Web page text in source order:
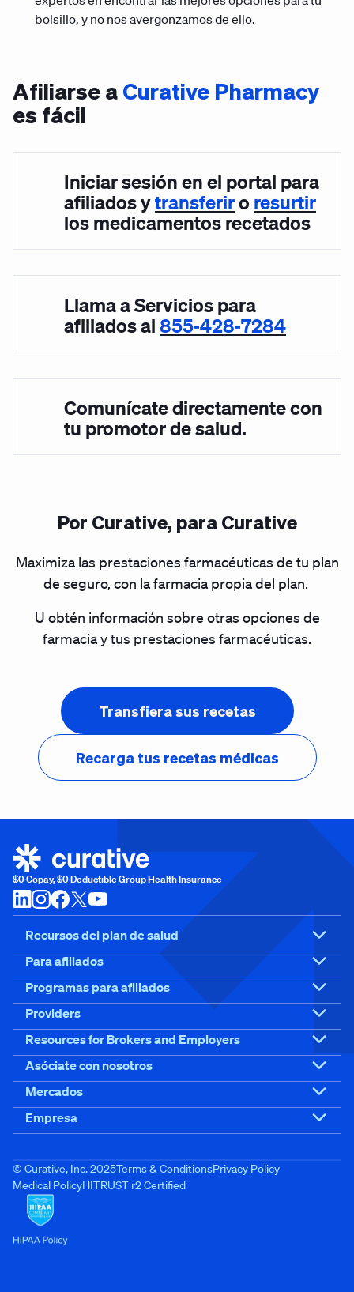
bolsillo, y no nos avergonzamos de ello.
Afiliarse aCurative Pharmacy
es fácil
Iniciar sesión en el portal para
afiliados ytransferiro resurtir
los medicamentos recetados
Llama a Servicios para
afiliados al 855‑428‑7284
Comunícate directamente con
tu promotor de salud.
Por Curative, para Curative
Maximiza las prestaciones farmacéuticas de tu plan
de seguro, con la farmacia propia del plan.
U obtén información sobre otras opciones de
farmacia y tus prestaciones farmacéuticas.
Transfiera sus recetas
Recarga tus recetas médicas
$0 Copay, $0 Deductible Group Health Insurance
Recursos del plan de salud
Para afiliados
Programas para afiliados
Providers
Resources for Brokers and Employers
Asóciate con nosotros
Mercados
Empresa
© Curative, Inc. 2025Terms & ConditionsPrivacy Policy
Medical PolicyHITRUST r2 Certified